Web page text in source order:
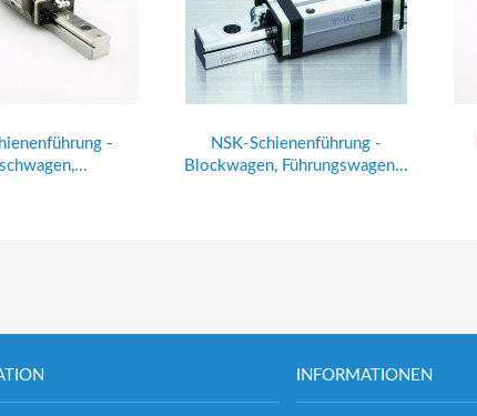
-
NSK-Schienenführung -
Blockwagen, Führungswagen...
INFORMATIONEN